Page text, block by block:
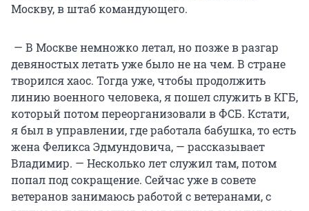
Москву, в штаб командующего.
— В Москве немножко летал, но позже в разгар
девяностых летать уже было не на чем. В стране
творился хаос. Тогда уже, чтобы продолжить
линию военного человека, я пошел служить в КГБ,
который потом переорганизовали в ФСБ. Кстати,
я был в управлении, где работала бабушка, то есть
жена Феликса Эдмундовича, — рассказывает
Владимир. — Несколько лет служил там, потом
попал под сокращение. Сейчас уже в совете
ветеранов занимаюсь работой с ветеранами, с